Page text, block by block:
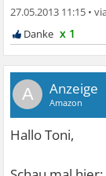
27.05.2013 11:15 •
x 1
A